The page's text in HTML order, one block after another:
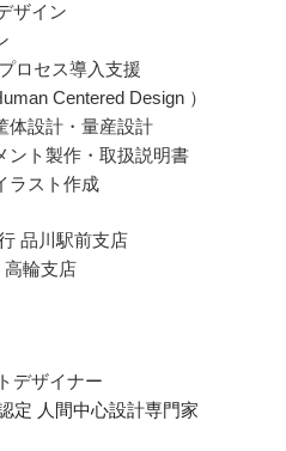
ザイン
ス導入支援
Design ）
・量産設計
作・取扱説明書
スト作成
品川駅前支店
支店
イナー
定 人間中心設計専門家